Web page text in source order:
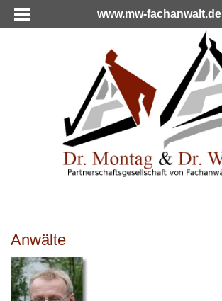
www.mw-fachanwalt.de
Anwälte